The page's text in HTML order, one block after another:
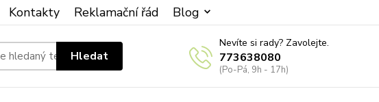
Kontakty Reklamační řád Blog
Hledat
Nevíte si rady? Zavolejte.
773638080
(Po-Pá, 9h - 17h)